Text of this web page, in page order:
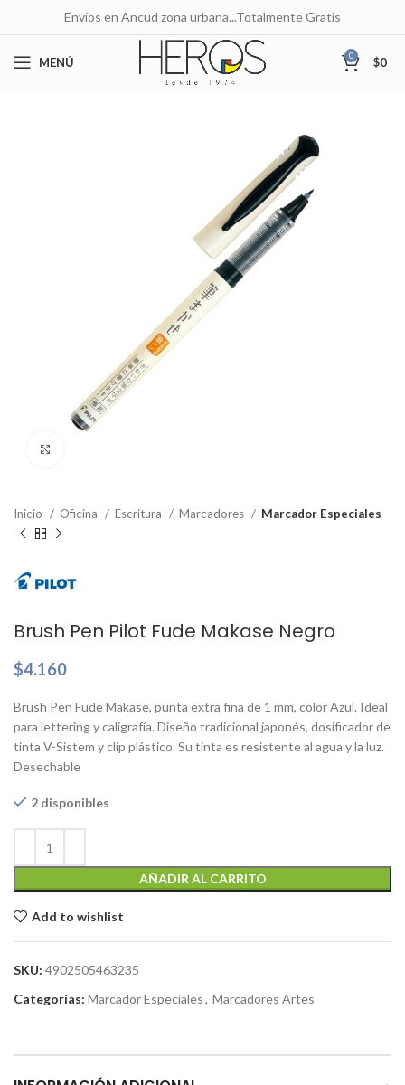
Envíos en Ancud zona urbana...Totalmente Gratis
MENÚ 0 $0
Inicio Oficina Escritura Marcadores Marcador Especiales
Brush Pen Pilot Fude Makase Negro
$4.160
Brush Pen Fude Makase, punta extra fina de 1 mm, color Azul. Ideal
para lettering y caligrafía. Diseño tradicional japonés, dosificador de
tinta V-Sistem y clip plástico. Su tinta es resistente al agua y la luz.
Desechable
2 disponibles
AÑADIR AL CARRITO
Add to wishlist
SKU: 4902505463235
Categorías: Marcador Especiales, Marcadores Artes